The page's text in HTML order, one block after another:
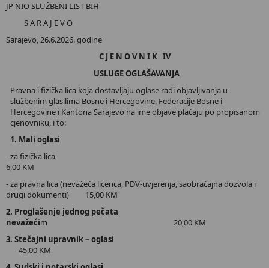
JP NIO SLUŽBENI LIST BIH
S A R A J E V O
Sarajevo, 26.6.2026. godine
C J E N O V N I K IV
USLUGE OGLAŠAVANJA
Pravna i fizička lica koja dostavljaju oglase radi objavljivanja u
službenim glasilima Bosne i Hercegovine, Federacije Bosne i
Hercegovine i Kantona Sarajevo na ime objave plaćaju po propisanom
cjenovniku, i to:
1. Mali oglasi
- za fizička lica
6,00 KM
- za pravna lica (nevažeća licenca, PDV-uvjerenja, saobraćajna dozvola i
drugi dokumenti) 15,00 KM
2. Proglašenje jednog pečata
nevažećim 20,00 KM
3. Stečajni upravnik – oglasi
45,00 KM